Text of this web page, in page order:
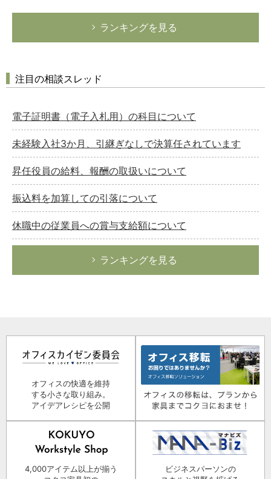
ランキングを見る
注目の相談スレッド
電子証明書（電子入札用）の科目について
未経験入社3か月、引継ぎなしで決算任されています
昇任役員の給料、報酬の取扱いについて
振込料を加算しての引落について
休職中の従業員への賞与支給額について
ランキングを見る
オフィスの快適を維持
する小さな取り組み。
アイデアレシピを公開
4,000アイテム以上が揃う
ビジネスパーソンの